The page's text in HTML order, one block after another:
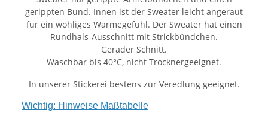
gerippten Bund. Innen ist der Sweater leicht angeraut
für ein wohliges Wärmegefühl. Der Sweater hat einen
Rundhals-Ausschnitt mit Strickbündchen.
Gerader Schnitt.
Waschbar bis 40°C, nicht Trocknergeeignet.
In unserer Stickerei bestens zur Veredlung geeignet.
Wichtig: Hinweise Maßtabelle